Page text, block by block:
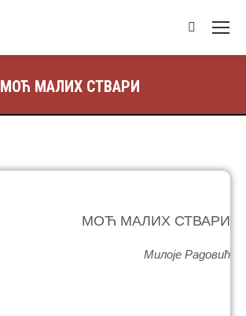
МОЋ МАЛИХ СТВАРИ
МОЋ МАЛИХ СТВАРИ
Милоје Радовић